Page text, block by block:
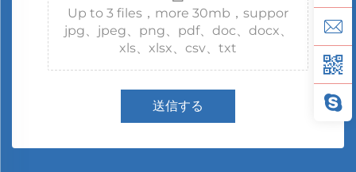
Up to 3 files，more 30mb，suppor
jpg、jpeg、png、pdf、doc、docx、
xls、xlsx、csv、txt
送信する